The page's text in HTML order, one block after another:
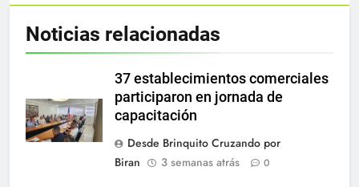
Noticias relacionadas
37 establecimientos comerciales
participaron en jornada de
capacitación
Desde Brinquito Cruzando por
Biran
3 semanas atrás 0